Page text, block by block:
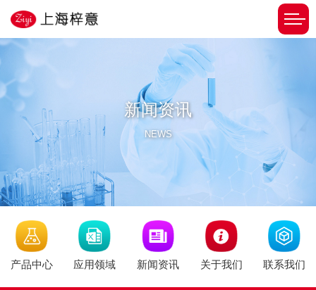
新闻资讯
NEWS
产品中心 应用领域 新闻资讯 关于我们 联系我们